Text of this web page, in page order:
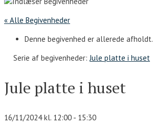
« Alle Begivenheder
Denne begivenhed er allerede afholdt.
Serie af begivenheder:Jule platte i huset
Jule platte i huset
16/11/2024 kl. 12:00 - 15:30